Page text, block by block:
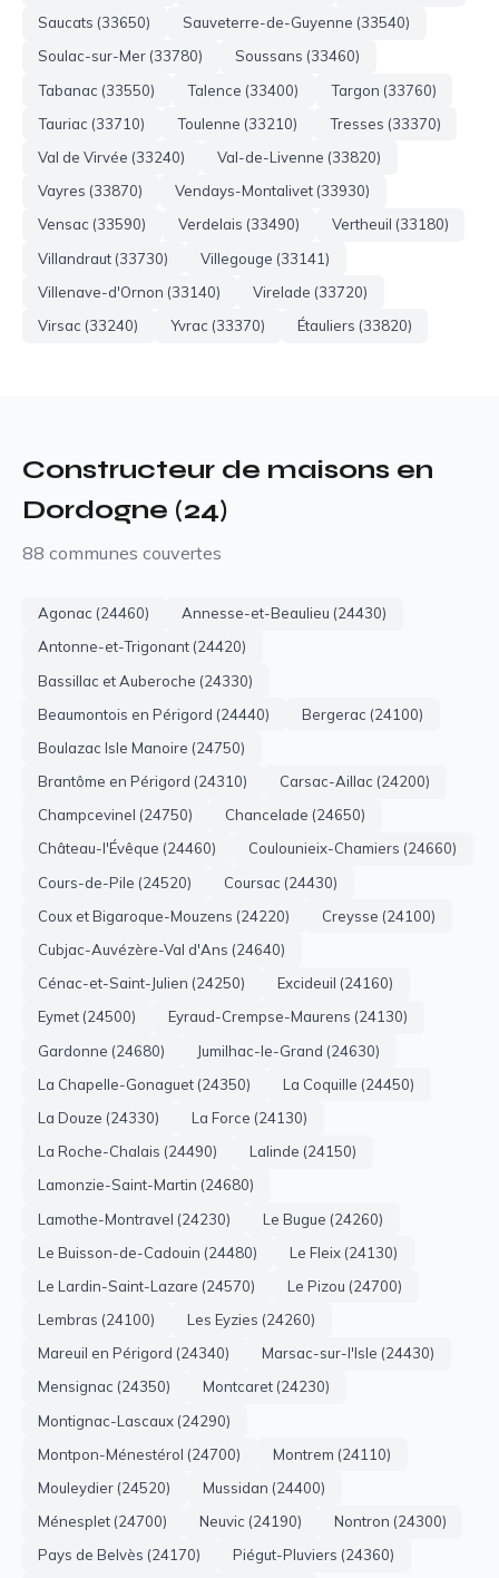
Saucats (33650)
Sauveterre-de-Guyenne (33540)
Soulac-sur-Mer (33780)
Soussans (33460)
Tabanac (33550)
Talence (33400)
Targon (33760)
Tauriac (33710)
Toulenne (33210)
Tresses (33370)
Val de Virvée (33240)
Val-de-Livenne (33820)
Vayres (33870)
Vendays-Montalivet (33930)
Vensac (33590)
Verdelais (33490)
Vertheuil (33180)
Villandraut (33730)
Villegouge (33141)
Villenave-d'Ornon (33140)
Virelade (33720)
Virsac (33240)
Yvrac (33370) Étauliers (33820)
Constructeur de maisons en
Dordogne (24)
88 communes couvertes
Agonac (24460)
Annesse-et-Beaulieu (24430)
Antonne-et-Trigonant (24420)
Bassillac et Auberoche (24330)
Beaumontois en Périgord (24440)
Bergerac (24100)
Boulazac Isle Manoire (24750)
Brantôme en Périgord (24310)
Carsac-Aillac (24200)
Champcevinel (24750)
Chancelade (24650)
Château-l'Évêque (24460)
Coulounieix-Chamiers (24660)
Cours-de-Pile (24520)
Coursac (24430)
Coux et Bigaroque-Mouzens (24220)
Creysse (24100)
Cubjac-Auvézère-Val d'Ans (24640)
Cénac-et-Saint-Julien (24250)
Excideuil (24160)
Eymet (24500)
Eyraud-Crempse-Maurens (24130)
Gardonne (24680)
Jumilhac-le-Grand (24630)
La Chapelle-Gonaguet (24350)
La Coquille (24450)
La Douze (24330)
La Force (24130)
La Roche-Chalais (24490)
Lalinde (24150)
Lamonzie-Saint-Martin (24680)
Lamothe-Montravel (24230)
Le Bugue (24260)
Le Buisson-de-Cadouin (24480)
Le Fleix (24130)
Le Lardin-Saint-Lazare (24570)
Le Pizou (24700)
Lembras (24100)
Les Eyzies (24260)
Mareuil en Périgord (24340)
Marsac-sur-l'Isle (24430)
Mensignac (24350)
Montcaret (24230)
Montignac-Lascaux (24290)
Montpon-Ménestérol (24700)
Montrem (24110)
Mouleydier (24520)
Mussidan (24400)
Ménesplet (24700)
Neuvic (24190)
Nontron (24300)
Pays de Belvès (24170)
Piégut-Pluviers (24360)